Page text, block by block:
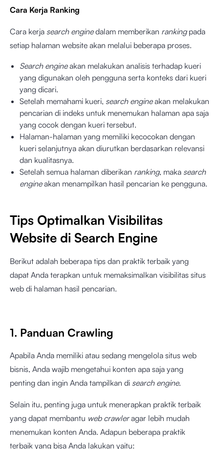
Cara Kerja Ranking
Cara kerja search enginedalam memberikan rankingpada
setiap halaman website akan melalui beberapa proses.
Search engineakan melakukan analisis terhadap kueri
yang digunakan oleh pengguna serta konteks dari kueri
yang dicari.
Setelah memahami kueri, search engineakan melakukan
pencarian di indeks untuk menemukan halaman apa saja
yang cocok dengan kueri tersebut.
Halaman-halaman yang memiliki kecocokan dengan
kueri selanjutnya akan diurutkan berdasarkan relevansi
dan kualitasnya.
Setelah semua halaman diberikan ranking, maka search
engineakan menampilkan hasil pencarian ke pengguna.
Tips Optimalkan Visibilitas
Website di Search Engine
Berikut adalah beberapa tips dan praktik terbaik yang
dapat Anda terapkan untuk memaksimalkan visibilitas situs
web di halaman hasil pencarian.
1. Panduan Crawling
Apabila Anda memiliki atau sedang mengelola situs web
bisnis, Anda wajib mengetahui konten apa saja yang
penting dan ingin Anda tampilkan di search engine.
Selain itu, penting juga untuk menerapkan praktik terbaik
yang dapat membantu web crawleragar lebih mudah
menemukan konten Anda. Adapun beberapa praktik
terbaik yang bisa Anda lakukan yaitu: